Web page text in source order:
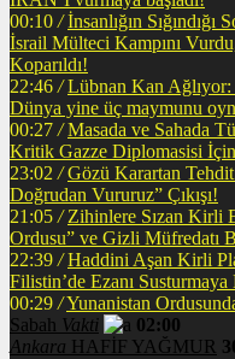
00:10 / İnsanlığın
İsrail Mülteci Kampını
Koparıldı!
22:46 / Lübnan Kan
Dünya yine üç maymunu
00:27 / Masada ve Sahada
Kritik Gazze Diplomasisi
23:02 / Gözü Karartan
Doğrudan Vururuz” Çıkışı!
21:05 / Zihinlere Sızan Kirli
Ordusu” ve Gizli Müfredatı
22:39 / Haddini Aşan Kirli
Filistin’de Ezanı Susturmaya
00:29 /Yunanistan
Sabah Vakti
02:00
Ankara HAFİF YAĞMUR